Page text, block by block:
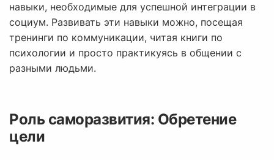
навыки, необходимые для успешной интеграции в
социум. Развивать эти навыки можно, посещая
тренинги по коммуникации, читая книги по
психологии и просто практикуясь в общении с
разными людьми.
Роль саморазвития: Обретение
цели